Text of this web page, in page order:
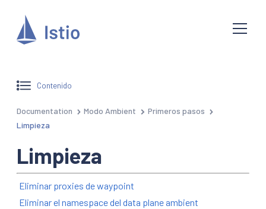
Contenido
Documentation Modo Ambient
Primeros pasos
Limpieza
Limpieza
Eliminar proxies de waypoint
Eliminar el namespace del data plane ambient